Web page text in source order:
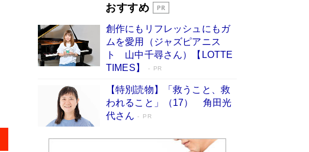
「叱って伸びるやつは、褒めたらもっと伸
た“人を育てるコツ”…芸への考え方を明か
す
Book Bang
「『火垂るの墓』は、大嘘である」原作者が抱き
続けた“自責の念”とは…「自己憐憫は描きたくな
い」監督が徹底的にこだわったこと（後編） #
戦争の記憶
Book Bang
美輪明宏 晩年の回答を集めた『ほほえんで生き
るための人生相談』がランクイン［エンターテイ
メントベストセラー］
Book Bang
おすすめ
創作にもリフレッシュにもガ
ムを愛用（ジャズピアニス
ト 山中千尋さん）【LOTTE
TIMES】
PR
【特別読物】「救うこと、救
われること」（17） 角田光
代さん
PR